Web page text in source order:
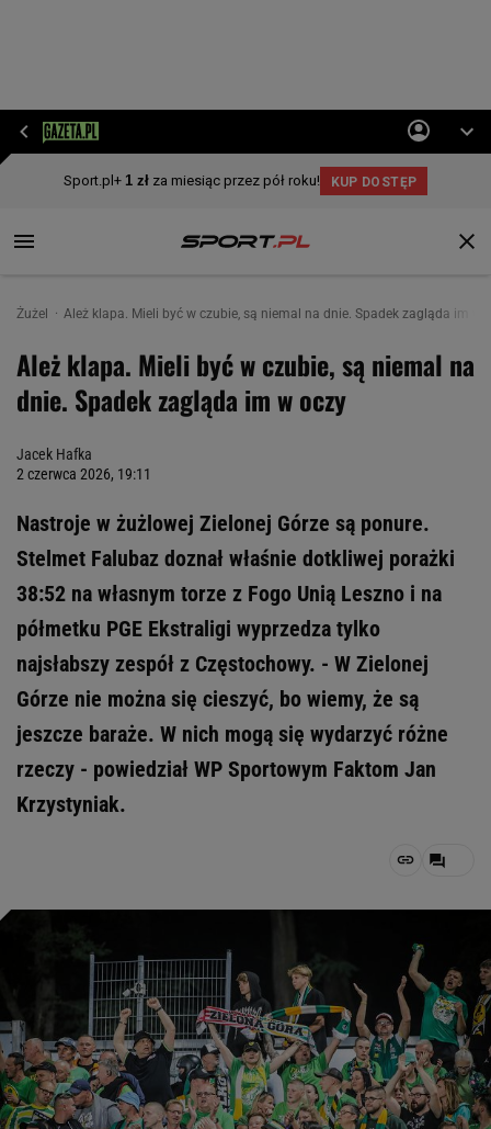
Żużel Ależ klapa. Mieli być w czubie, są niemal na dnie. Spadek zagląda im w
Ależ klapa. Mieli być w czubie, są niemal na
dnie. Spadek zagląda im w oczy
Jacek Hafka
2 czerwca 2026, 19:11
Nastroje w żużlowej Zielonej Górze są ponure.
Stelmet Falubaz doznał właśnie dotkliwej porażki
38:52 na własnym torze z Fogo Unią Leszno i na
półmetku PGE Ekstraligi wyprzedza tylko
najsłabszy zespół z Częstochowy. - W Zielonej
Górze nie można się cieszyć, bo wiemy, że są
jeszcze baraże. W nich mogą się wydarzyć różne
rzeczy - powiedział WP Sportowym Faktom Jan
Krzystyniak.